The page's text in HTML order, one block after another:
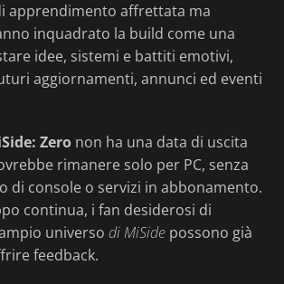
apprendimento affrettata ma
inquadrato la build come una
idee, sistemi e battiti emotivi,
aggiornamenti, annunci ed eventi
Zero non ha una data di uscita
rimanere solo per PC, senza
di console o servizi in abbonamento.
continua, i fan desiderosi di
universo di MiSide possono già
feedback.